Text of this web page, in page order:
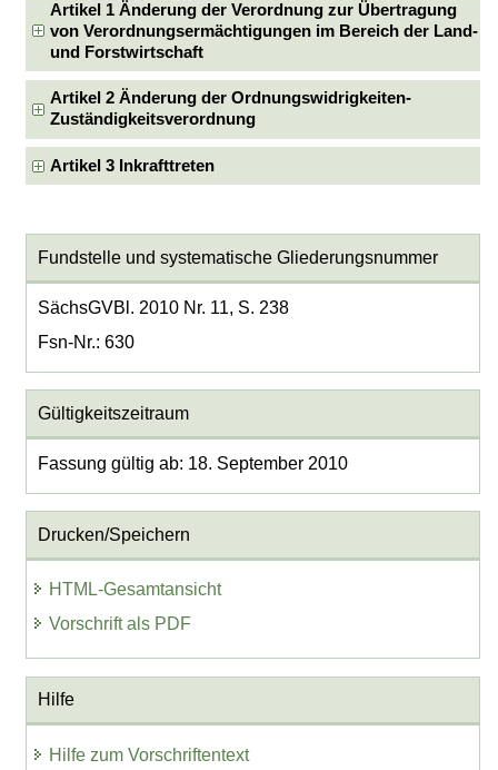
Artikel 1 Änderung der Verordnung zur Übertragung
von Verordnungsermächtigungen im Bereich der Land-
und Forstwirtschaft
Artikel 2 Änderung der Ordnungswidrigkeiten-
Zuständigkeitsverordnung
Artikel 3 Inkrafttreten
Fundstelle und systematische Gliederungsnummer
SächsGVBl. 2010 Nr. 11, S. 238
Fsn-Nr.: 630
Gültigkeitszeitraum
Fassung gültig ab: 18. September 2010
Drucken/Speichern
HTML-Gesamtansicht
Vorschrift als PDF
Hilfe
Hilfe zum Vorschriftentext